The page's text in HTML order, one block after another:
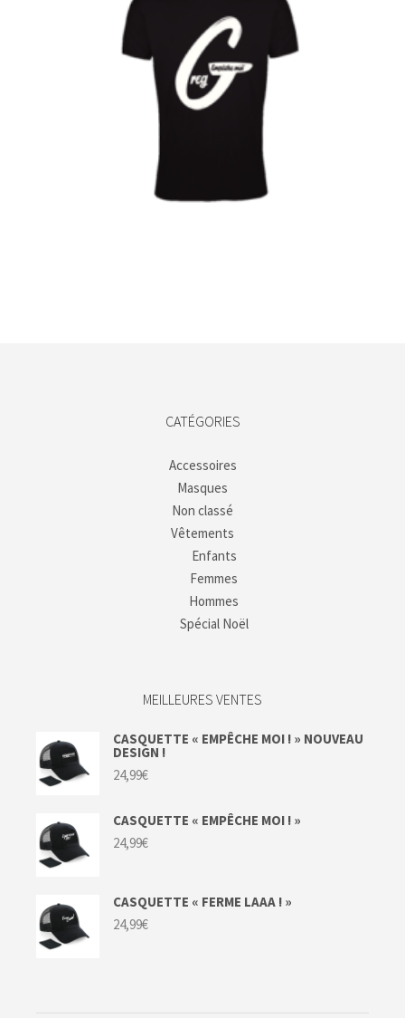
CATÉGORIES
Accessoires
Masques
Non classé
Vêtements
Enfants
Femmes
Hommes
Spécial Noël
MEILLEURES VENTES
CASQUETTE « EMPÊCHE MOI ! » NOUVEAU
DESIGN !
24,99€
CASQUETTE « EMPÊCHE MOI ! »
24,99€
CASQUETTE « FERME LAAA ! »
24,99€